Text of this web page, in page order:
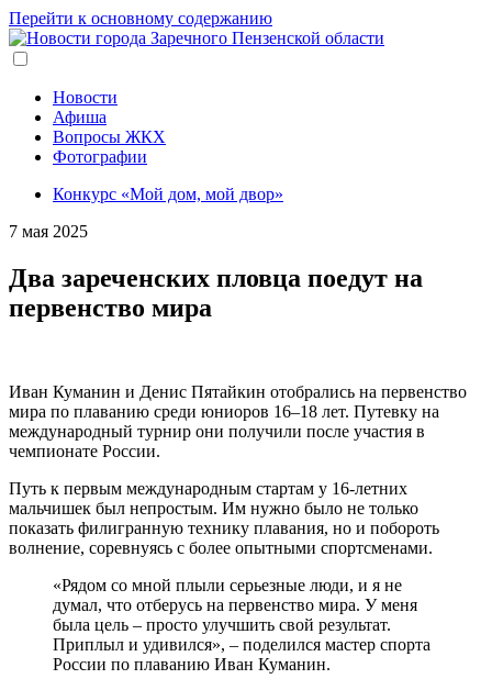
Перейти к основному содержанию
Новости
Афиша
Вопросы ЖКХ
Фотографии
Конкурс «Мой дом, мой двор»
7 мая 2025
Два зареченских пловца поедут на
первенство мира
Иван Куманин и Денис Пятайкин отобрались на первенство
мира по плаванию среди юниоров 16–18 лет. Путевку на
международный турнир они получили после участия в
чемпионате России.
Путь к первым международным стартам у 16-летних
мальчишек был непростым. Им нужно было не только
показать филигранную технику плавания, но и побороть
волнение, соревнуясь с более опытными спортсменами.
«Рядом со мной плыли серьезные люди, и я не
думал, что отберусь на первенство мира. У меня
была цель – просто улучшить свой результат.
Приплыл и удивился», – поделился мастер спорта
России по плаванию Иван Куманин.